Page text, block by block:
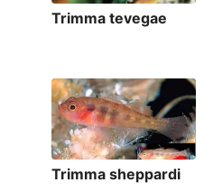
Trimma tevegae
Trimma sheppardi